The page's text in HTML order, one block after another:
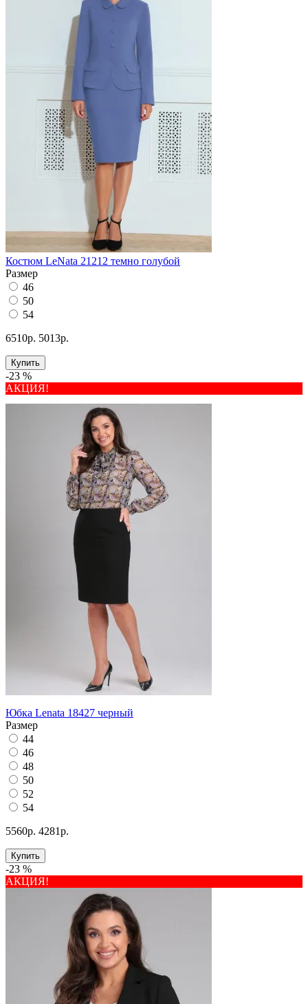
Костюм LeNata 21212 темно голубой
Размер
46
50
54
6510р. 5013р.
Купить
-23 %
АКЦИЯ!
Юбка Lenata 18427 черный
Размер
44
46
48
50
52
54
5560р. 4281р.
Купить
-23 %
АКЦИЯ!